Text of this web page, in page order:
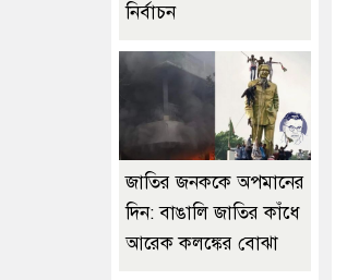
নির্বাচন
জাতির জনককে অপমানের
দিন: বাঙালি জাতির কাঁধে
আরেক কলঙ্কের বোঝা